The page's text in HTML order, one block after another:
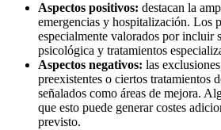
Aspectos positivos: destacan la
emergencias y hospitalización. Los
especialmente valorados por incluir
psicológica y tratamientos
Aspectos negativos: las
preexistentes o ciertos tratamientos
señalados como áreas de mejora.
que esto puede generar costes
previsto.